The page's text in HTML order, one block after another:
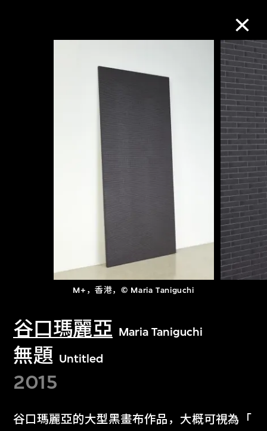
M+，香港，© Maria Taniguchi
谷口瑪麗亞 Maria Taniguchi
無題 Untitled
2015
谷口瑪麗亞的大型黑畫布作品，大概可視為「
M+藏品
进一步筛选 搜索
关于M+藏品
探索世界顶级的二十及二十一世纪视觉